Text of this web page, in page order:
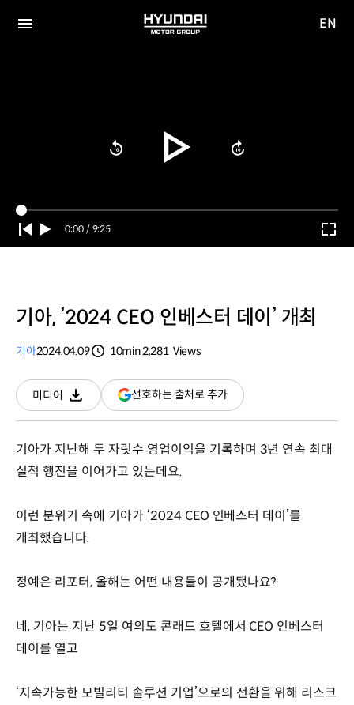
HYUNDAI
EN
Current
Time
0:00 / Duration
9:25
기아, ’2024 CEO 인베스터 데이’ 개최
기아2024.04.09
10min2,281 Views
미디어
다운로드
선호하는 출처로 추가(새
창
기아가 지난해 두 자릿수 영업이익을 기록하며 3년 연속 최대
실적 행진을 이어가고 있는데요.
이런 분위기 속에 기아가 ‘2024 CEO 인베스터 데이’를
개최했습니다.
정예은 리포터, 올해는 어떤 내용들이 공개됐나요?
네, 기아는 지난 5일 여의도 콘래드 호텔에서 CEO 인베스터
데이를 열고
‘지속가능한 모빌리티 솔루션 기업’으로의 전환을 위해 리스크